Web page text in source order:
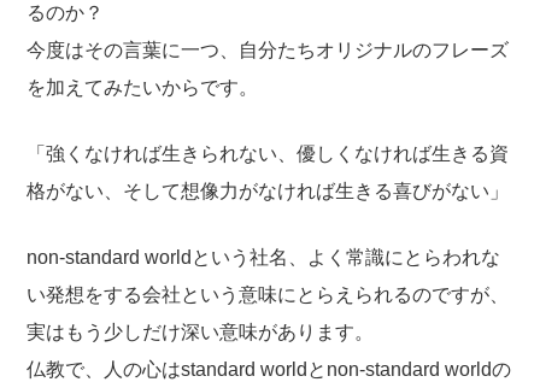
るのか？
今度はその言葉に一つ、自分たちオリジナルのフレーズ
を加えてみたいからです。
「強くなければ生きられない、優しくなければ生きる資
格がない、そして想像力がなければ生きる喜びがない」
non-standard worldという社名、よく常識にとらわれな
い発想をする会社という意味にとらえられるのですが、
実はもう少しだけ深い意味があります。
仏教で、人の心はstandard worldとnon-standard worldの